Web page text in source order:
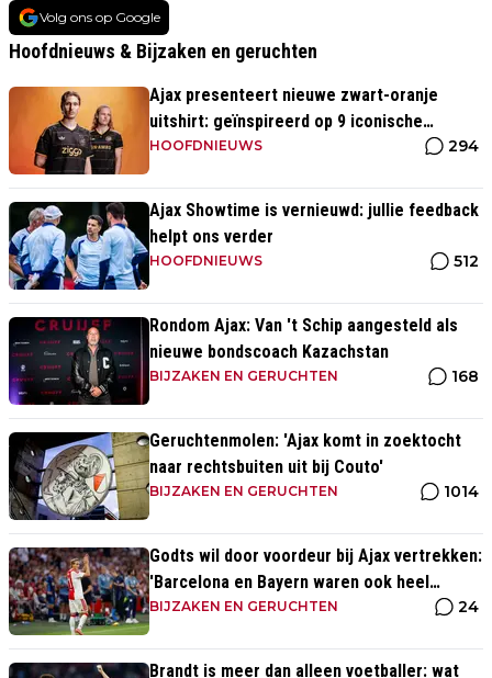
Volg ons op Google
Hoofdnieuws & Bijzaken en geruchten
Ajax presenteert nieuwe zwart-oranje
uitshirt: geïnspireerd op 9 iconische
momenten uit clubhistorie
HOOFDNIEUWS 294
Ajax Showtime is vernieuwd: jullie feedback
helpt ons verder
HOOFDNIEUWS 512
Rondom Ajax: Van 't Schip aangesteld als
nieuwe bondscoach Kazachstan
BIJZAKEN EN GERUCHTEN 168
Geruchtenmolen: 'Ajax komt in zoektocht
naar rechtsbuiten uit bij Couto'
BIJZAKEN EN GERUCHTEN 1014
Godts wil door voordeur bij Ajax vertrekken:
'Barcelona en Bayern waren ook heel
serieus'
BIJZAKEN EN GERUCHTEN 24
Brandt is meer dan alleen voetballer: wat